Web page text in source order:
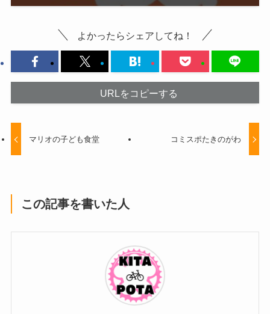
よかったらシェアしてね！
URLをコピーする
マリオの子ども食堂 コミスポたきのがわ
この記事を書いた人